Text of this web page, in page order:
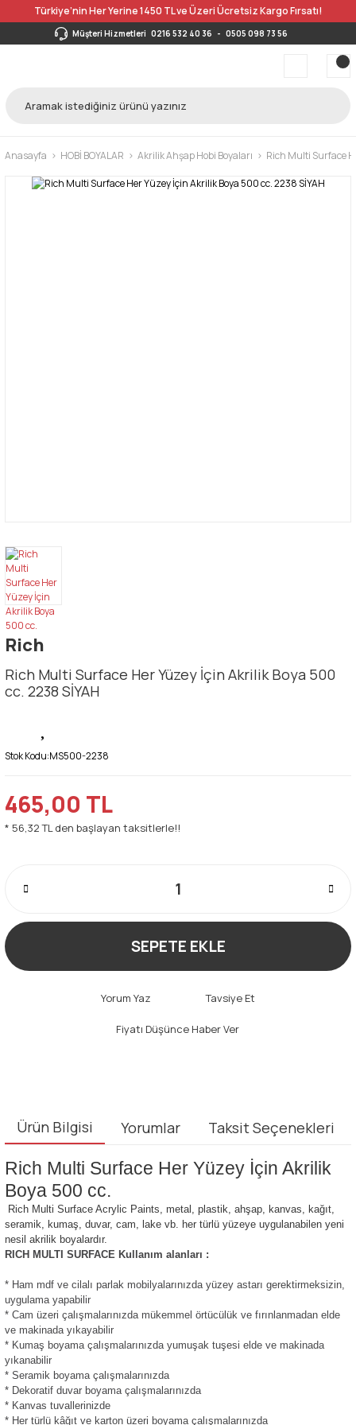
Türkiye’nin Her Yerine 1450 TL ve Üzeri Ücretsiz Kargo Fırsatı!
Müşteri Hizmetleri 0216 532 40 36 - 0505 098 73 56
Anasayfa HOBİ BOYALAR Akrilik Ahşap Hobi Boyaları Rich Multi Surface
Rich
Rich Multi Surface Her Yüzey İçin Akrilik Boya 500
cc. 2238 SİYAH
Stok Kodu:MS500-2238
465,00 TL
* 56,32 TL den başlayan taksitlerle!!
SEPETE EKLE
Yorum Yaz Tavsiye Et
Fiyatı Düşünce Haber Ver
Ürün Bilgisi Yorumlar Taksit Seçenekleri
Rich Multi Surface Her Yüzey İçin Akrilik
Boya 500 cc.
Rich Multi Surface Acrylic Paints, metal, plastik, ahşap, kanvas, kağıt,
seramik, kumaş, duvar, cam, lake vb. her türlü yüzeye uygulanabilen yeni
nesil akrilik boyalardır.
RICH MULTI SURFACE Kullanım alanları :
* Ham mdf ve cilalı parlak mobilyalarınızda yüzey astarı gerektirmeksizin,
uygulama yapabilir
* Cam üzeri çalışmalarınızda mükemmel örtücülük ve fırınlanmadan elde
ve makinada yıkayabilir
* Kumaş boyama çalışmalarınızda yumuşak tuşesi elde ve makinada
yıkanabilir
* Seramik boyama çalışmalarınızda
* Dekoratif duvar boyama çalışmalarınızda
* Kanvas tuvallerinizde
* Her türlü kâğıt ve karton üzeri boyama çalışmalarınızda